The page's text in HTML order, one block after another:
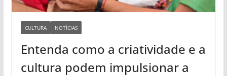
CULTURA NOTÍCIAS
Entenda como a criatividade e a
cultura podem impulsionar a